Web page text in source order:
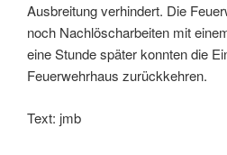
Ausbreitung verhindert. Die
noch Nachlöscharbeiten mit
eine Stunde später konnten die
Feuerwehrhaus zurückkehren.
Text: jmb